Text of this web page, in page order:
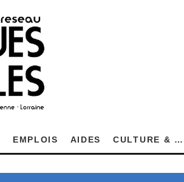
EMPLOIS AIDES CULTURE & …